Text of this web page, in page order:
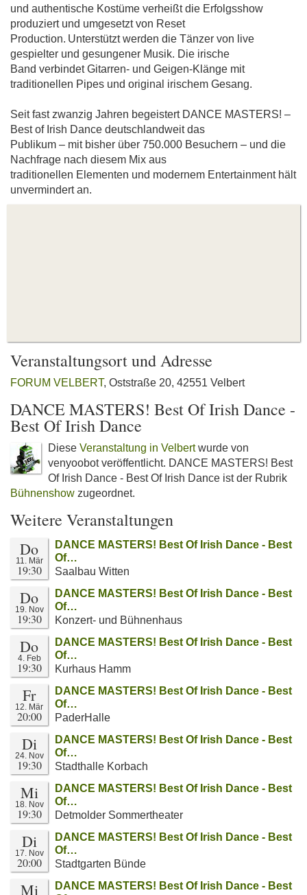
und authentische Kostüme verheißt die Erfolgsshow
produziert und umgesetzt von Reset
Production. Unterstützt werden die Tänzer von live
gespielter und gesungener Musik. Die irische
Band verbindet Gitarren- und Geigen-Klänge mit
traditionellen Pipes und original irischem Gesang.
Seit fast zwanzig Jahren begeistert DANCE MASTERS! –
Best of Irish Dance deutschlandweit das
Publikum – mit bisher über 750.000 Besuchern – und die
Nachfrage nach diesem Mix aus
traditionellen Elementen und modernem Entertainment hält
unvermindert an.
Veranstaltungsort und Adresse
FORUM VELBERT, Oststraße 20, 42551 Velbert
DANCE MASTERS! Best Of Irish Dance -
Best Of Irish Dance
Diese Veranstaltung in Velbertwurde von
venyoobot veröffentlicht. DANCE MASTERS! Best
Of Irish Dance - Best Of Irish Dance ist der Rubrik
Bühnenshow zugeordnet.
Weitere Veranstaltungen
Do
11. Mär
19:30
DANCE MASTERS! Best Of Irish Dance - Best
Of…
Saalbau Witten
Do
19. Nov
19:30
DANCE MASTERS! Best Of Irish Dance - Best
Of…
Konzert- und Bühnenhaus
Do
4. Feb
19:30
DANCE MASTERS! Best Of Irish Dance - Best
Of…
Kurhaus Hamm
Fr
12. Mär
20:00
DANCE MASTERS! Best Of Irish Dance - Best
Of…
PaderHalle
Di
24. Nov
19:30
DANCE MASTERS! Best Of Irish Dance - Best
Of…
Stadthalle Korbach
Mi
18. Nov
19:30
DANCE MASTERS! Best Of Irish Dance - Best
Of…
Detmolder Sommertheater
Di
17. Nov
20:00
DANCE MASTERS! Best Of Irish Dance - Best
Of…
Stadtgarten Bünde
Mi
DANCE MASTERS! Best Of Irish Dance - Best